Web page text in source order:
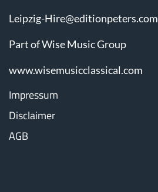
Leipzig-Hire@editionpeters.com
Part of Wise Music Group
www.wisemusicclassical.com
Impressum
Disclaimer
AGB